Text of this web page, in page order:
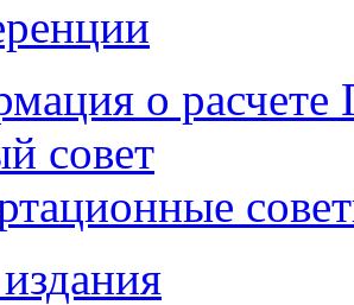
о
совет